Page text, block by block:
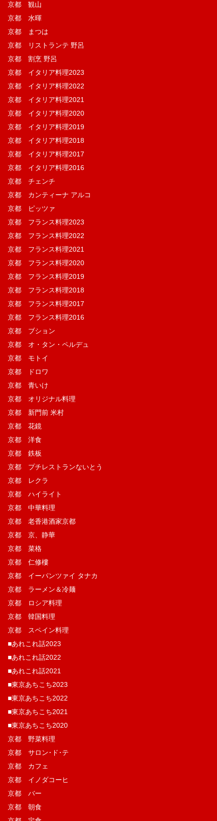
京都 観山
京都 水暉
京都 まつは
京都 リストランテ 野呂
京都 割烹 野呂
京都 イタリア料理2023
京都 イタリア料理2022
京都 イタリア料理2021
京都 イタリア料理2020
京都 イタリア料理2019
京都 イタリア料理2018
京都 イタリア料理2017
京都 イタリア料理2016
京都 チェンチ
京都 カンティーナ アルコ
京都 ピッツァ
京都 フランス料理2023
京都 フランス料理2022
京都 フランス料理2021
京都 フランス料理2020
京都 フランス料理2019
京都 フランス料理2018
京都 フランス料理2017
京都 フランス料理2016
京都 ブション
京都 オ・タン・ペルデュ
京都 モトイ
京都 ドロワ
京都 青いけ
京都 オリジナル料理
京都 新門前 米村
京都 花鏡
京都 洋食
京都 鉄板
京都 プチレストランないとう
京都 レクラ
京都 ハイライト
京都 中華料理
京都 老香港酒家京都
京都 京、静華
京都 菜格
京都 仁修樓
京都 イーパンツァイ タナカ
京都 ラーメン＆冷麺
京都 ロシア料理
京都 韓国料理
京都 スペイン料理
■あれこれ話2023
■あれこれ話2022
■あれこれ話2021
■東京あちこち2023
■東京あちこち2022
■東京あちこち2021
■東京あちこち2020
京都 野菜料理
京都 サロン･ド･テ
京都 カフェ
京都 イノダコーヒ
京都 バー
京都 朝食